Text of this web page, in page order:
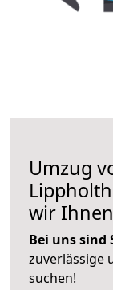
Umzug
wir
Bei uns sind
zuverlässige
suchen!